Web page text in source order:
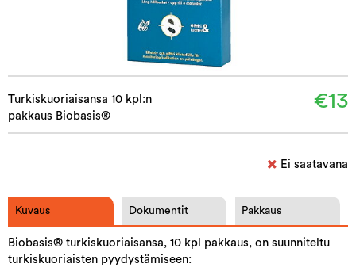
Turkiskuoriaisansa 10 kpl:n
pakkaus Biobasis®
€13
Ei saatavana
Kuvaus Dokumentit Pakkaus
Biobasis® turkiskuoriaisansa, 10 kpl pakkaus, on suunniteltu
turkiskuoriaisten pyydystämiseen: